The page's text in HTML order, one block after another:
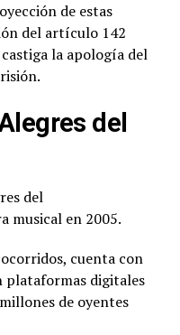
de estas
del artículo 142
la apología del
del
del
musical en 2005.
cuenta con
plataformas digitales
de oyentes